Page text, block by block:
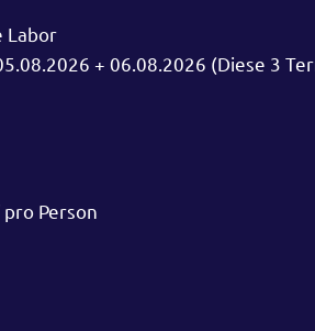
Labor
+ 06.08.2026 (Diese 3
Person